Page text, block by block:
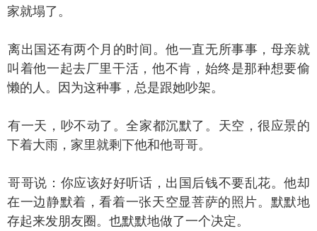
家就塌了。
国还有两个月的时间。他一直无所事事，母亲就
叫着他一起去厂里干活，他不肯，始终是那种想要偷
懒的人。因为这种事，总是跟她吵架。
天，吵不动了。全家都沉默了。天空，很应景的
下着大雨，家里就剩下他和他哥哥。
说：你应该好好听话，出国后钱不要乱花。他却
在一边静默着，看着一张天空显菩萨的照片。默默地
存起来发朋友圈。也默默地做了一个决定。